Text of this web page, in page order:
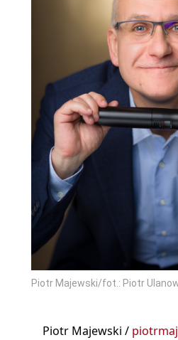
Piotr Majewski/fot.: Piotr
Piotr Majewski /